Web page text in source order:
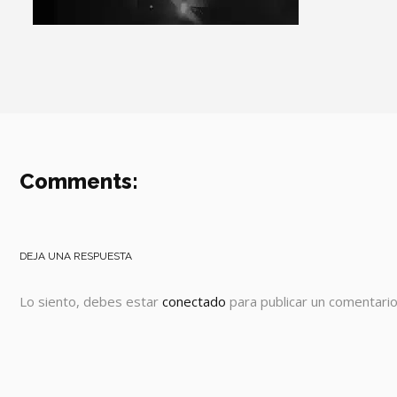
Comments:
DEJA UNA RESPUESTA
Lo siento, debes estar conectado para publicar un